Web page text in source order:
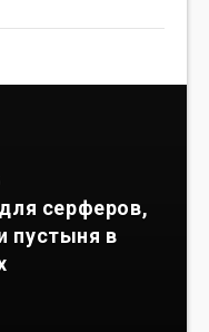
серферов,
пустыня в